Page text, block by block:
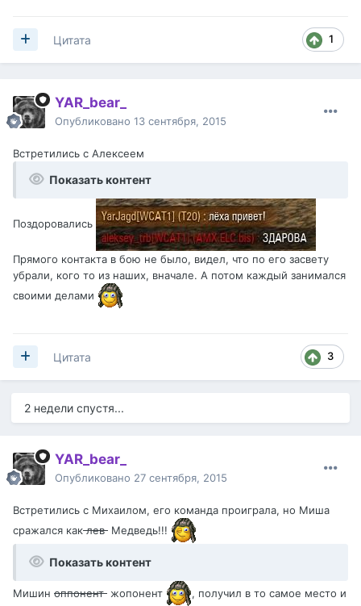
1
Цитата
YAR_bear_
Опубликовано 13 сентября, 2015
Встретились с Алексеем
Показать контент
Поздоровались
Прямого контакта в бою не было, видел, что по его засвету
убрали, кого то из наших, вначале. А потом каждый занимался
своими делами
3
Цитата
2 недели спустя...
YAR_bear_
Опубликовано 27 сентября, 2015
Встретились с Михаилом, его команда проиграла, но Миша
сражался каклев Медведь!!!
Показать контент
Мишин оппонент жопонент
, получил в то самое место и